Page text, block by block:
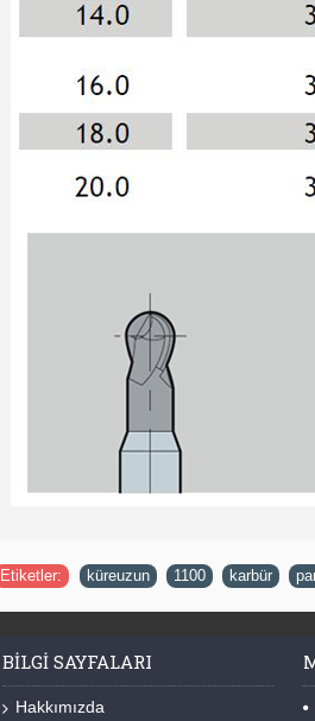
Etiketler: küreuzun 1100 karbür
BILGI SAYFALARI
Hakkımızda